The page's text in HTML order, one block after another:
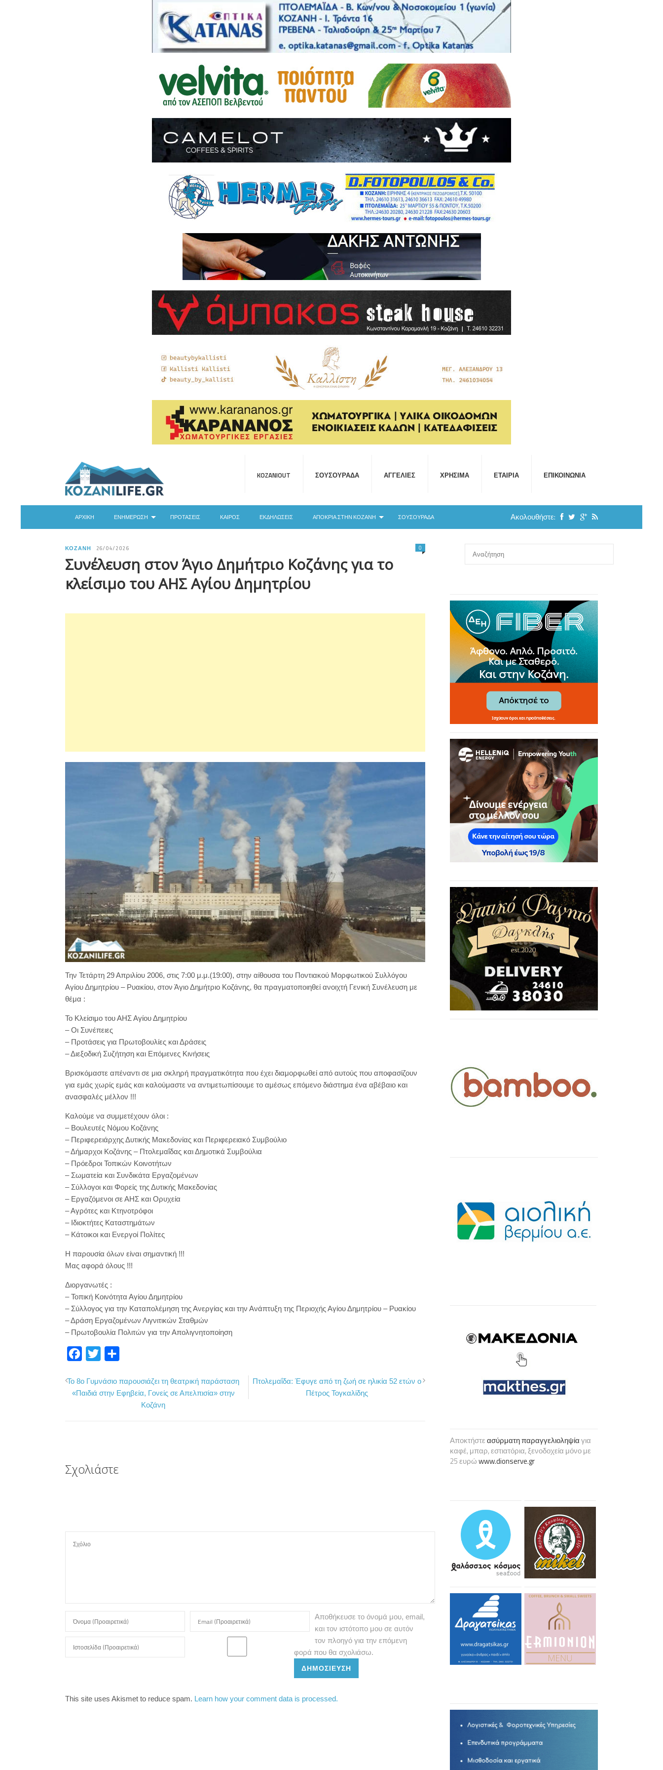
KOZANIOUT ΣΟΥΣΟΥΡΆΔΑ ΑΓΓΕΛΊΕΣ ΧΡΉΣΙΜΑ ΕΤΑΙΡΊΑ ΕΠΙΚΟΙΝΩΝΊΑ
ΑΡΧΙΚΉ ΕΝΗΜΈΡΩΣΗ ΠΡΟΤΆΣΕΙΣ ΚΑΙΡΌΣ ΕΚΔΗΛΏΣΕΙΣ ΑΠΟΚΡΙΆ ΣΤΗΝ ΚΟΖΆΝΗ ΣΟΥΣΟΥΡΆΔΑ Ακολουθήστε:
ΚΟΖΆΝΗ 26/04/2026
Συνέλευση στον Άγιο Δημήτριο Κοζάνης για το
κλείσιμο του ΑΗΣ Αγίου Δημητρίου
0
Την Τετάρτη 29 Απριλίου 2006, στις 7:00 μ.μ.(19:00), στην αίθουσα του Ποντιακού Μορφωτικού Συλλόγου
Αγίου Δημητρίου – Ρυακίου, στον Άγιο Δημήτριο Κοζάνης, θα πραγματοποιηθεί ανοιχτή Γενική Συνέλευση με
θέμα :
Το Κλείσιμο του ΑΗΣ Αγίου Δημητρίου
– Οι Συνέπειες
– Προτάσεις για Πρωτοβουλίες και Δράσεις
– Διεξοδική Συζήτηση και Επόμενες Κινήσεις
Βρισκόμαστε απέναντι σε μια σκληρή πραγματικότητα που έχει διαμορφωθεί από αυτούς που αποφασίζουν
για εμάς χωρίς εμάς και καλούμαστε να αντιμετωπίσουμε το αμέσως επόμενο διάστημα ένα αβέβαιο και
ανασφαλές μέλλον !!!
Καλούμε να συμμετέχουν όλοι :
– Βουλευτές Νόμου Κοζάνης
– Περιφερειάρχης Δυτικής Μακεδονίας και Περιφερειακό Συμβούλιο
– Δήμαρχοι Κοζάνης – Πτολεμαΐδας και Δημοτικά Συμβούλια
– Πρόεδροι Τοπικών Κοινοτήτων
– Σωματεία και Συνδικάτα Εργαζομένων
– Σύλλογοι και Φορείς της Δυτικής Μακεδονίας
– Εργαζόμενοι σε ΑΗΣ και Ορυχεία
– Αγρότες και Κτηνοτρόφοι
– Ιδιοκτήτες Καταστημάτων
– Κάτοικοι και Ενεργοί Πολίτες
Η παρουσία όλων είναι σημαντική !!!
Μας αφορά όλους !!!
Διοργανωτές :
– Τοπική Κοινότητα Αγίου Δημητρίου
– Σύλλογος για την Καταπολέμηση της Ανεργίας και την Ανάπτυξη της Περιοχής Αγίου Δημητρίου – Ρυακίου
– Δράση Εργαζομένων Λιγνιτικών Σταθμών
– Πρωτοβουλία Πολιτών για την Απολιγνητοποίηση
c
e
i
t
ι
ρ
Το 8ο Γυμνάσιο παρουσιάζει τη θεατρική παράσταση
«Παιδιά στην Εφηβεία, Γονείς σε Απελπισία» στην
Κοζάνη
Πτολεμαΐδα: Έφυγε από τη ζωή σε ηλικία 52 ετών ο
Πέτρος Τογκαλίδης
Σχολιάστε
Αποθήκευσε το όνομά μου, email,
και τον ιστότοπο μου σε αυτόν
τον πλοηγό για την επόμενη
φορά που θα σχολιάσω.
ΔΗΜΟΣΊΕΥΣΗ
This site uses Akismet to reduce spam. Learn how your comment data is processed.
Αποκτήστεασύρματη παραγγελιοληψίαγια
καφέ, μπαρ, εστιατόρια, ξενοδοχεία μόνο με
25 ευρώwww.dionserve.gr